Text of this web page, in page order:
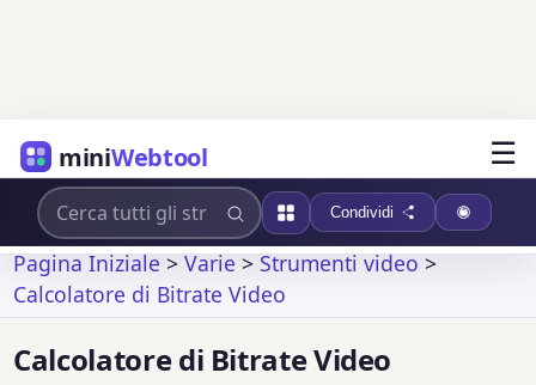
miniWebtool ☰
Condividi
Pagina Iniziale>Varie>Strumenti video>
Calcolatore di Bitrate Video
Calcolatore di Bitrate Video